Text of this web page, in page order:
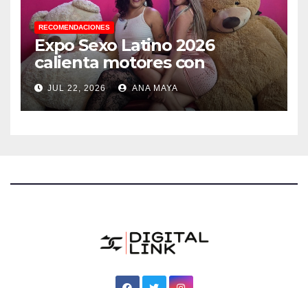
RECOMENDACIONES
Expo Sexo Latino 2026
calienta motores con
conferencia de prensa y
anuncia actividades para
todos los gustos
JUL 22, 2026 ANA MAYA